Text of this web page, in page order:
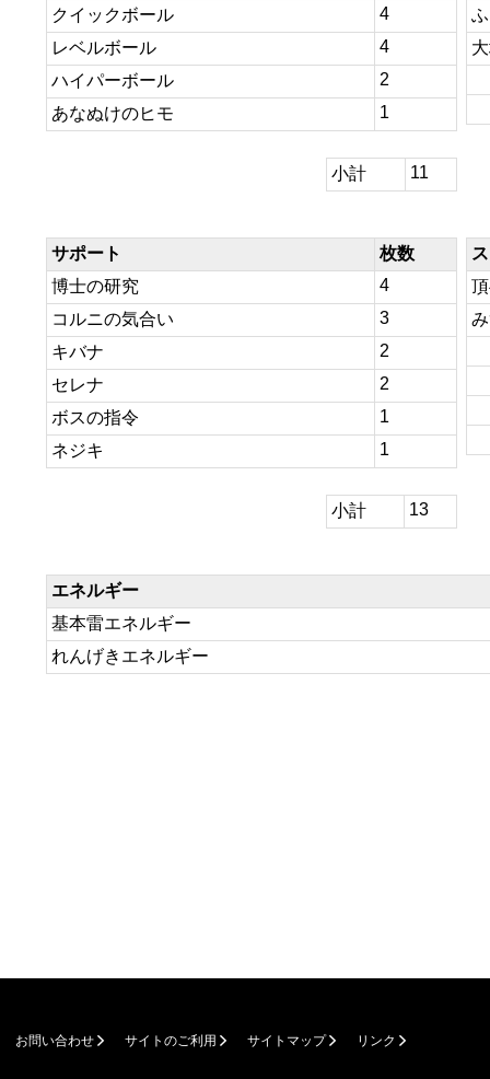
クイックボール
4
レベルボール
4
ハイパーボール
2
あなぬけのヒモ
1
小計 11
サポート
枚数
博士の研究
4
コルニの気合い
3
キバナ
2
セレナ
2
ボスの指令
1
ネジキ
1
小計 13
エネルギー
基本雷エネルギー
れんげきエネルギー
お問い合わせ サイトのご利用 サイトマップ リンク